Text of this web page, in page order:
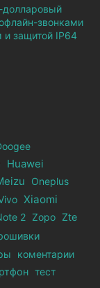
долларовый
звонками
и защитой IP64
Huawei
Oneplus
Xiaomi
2 Zopo Zte
коментарии
тест